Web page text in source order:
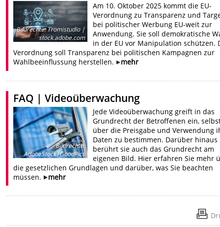
Bildrechte:Tromistudio |
stock.adobe.com
Am 10. Oktober 2025 kommt die EU-
Verordnung zu Transparenz und
bei politischer Werbung EU-weit zur
Anwendung. Sie soll demokratische
in der EU vor Manipulation schützen.
Verordnung soll Transparenz bei politischen Kampagnen zur
Wahlbeeinflussung herstellen.
mehr
FAQ | Videoüberwachung
Bildrechte:
AdobeStock|GoodPics
Jede Videoüberwachung greift in das
Grundrecht der Betroffenen ein,
über die Preisgabe und Verwendung
Daten zu bestimmen. Darüber hinaus
berührt sie auch das Grundrecht am
eigenen Bild. Hier erfahren Sie mehr
die gesetzlichen Grundlagen und darüber, was Sie beachten
müssen.
mehr